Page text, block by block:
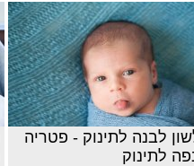
לבנה לתינוק - פטריה
לתינוק